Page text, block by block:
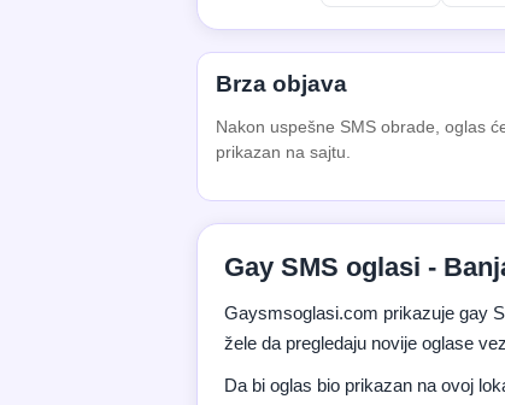
Brza objava
Nakon uspešne SMS obrade, oglas
prikazan na sajtu.
Gay SMS oglasi -
Gaysmsoglasi.com prikazuje gay
žele da pregledaju novije oglase
Da bi oglas bio prikazan na ovoj